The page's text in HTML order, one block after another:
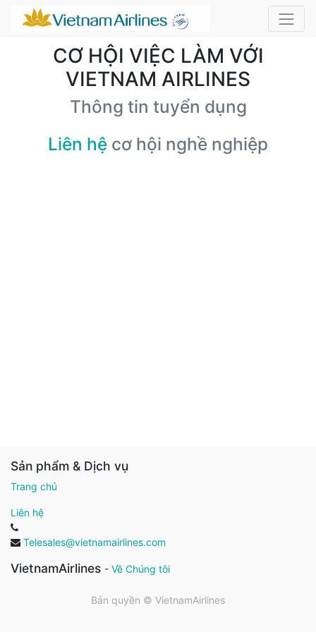
CƠ HỘI VIỆC LÀM VỚI
VIETNAM AIRLINES
Thông tin tuyển dụng
Liên hệ cơ hội nghề nghiệp
Sản phẩm & Dịch vụ
Trang chủ
Liên hệ
Telesales@vietnamairlines.com
VietnamAirlines - Về Chúng tôi
Bản quyền © VietnamAirlines